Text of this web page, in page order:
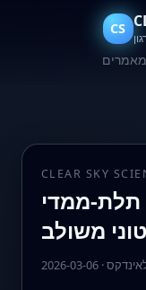
CS
מאמרים
CLEAR SKY
תלת‑ממדי
משולב
2026-03-06·